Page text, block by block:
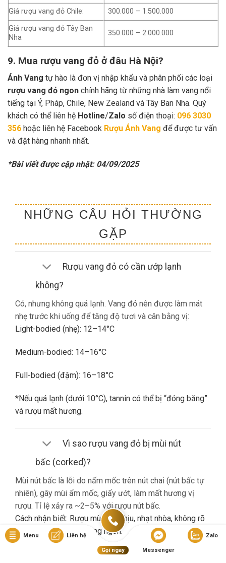
Giá rượu vang đỏ Chile:
300.000 – 1.500.000
Giá rượu vang đỏ Tây Ban
Nha
350.000 – 2.000.000
9. Mua rượu vang đỏ ở đâu Hà Nội?
Ánh Vang tự hào là đơn vị nhập khẩu và phân phối các loại
rượu vang đỏ ngon chính hãng từ những nhà làm vang nổi
tiếng tại Ý, Pháp, Chile, New Zealand và Tây Ban Nha. Quý
khách có thể liên hệ Hotline/Zalo số điện thoại: 096 3030
356 hoặc liên hệ Facebook Rượu Ánh Vang để được tư vấn
và đặt hàng nhanh nhất.
*Bài viết được cập nhật: 04/09/2025
NHỮNG CÂU HỎI THƯỜNG
GẶP
Rượu vang đỏ có cần ướp lạnh
không?
Có, nhưng không quá lạnh. Vang đỏ nên được làm mát
nhẹ trước khi uống để tăng độ tươi và cân bằng vị:
Light-bodied (nhẹ): 12–14°C
Medium-bodied: 14–16°C
Full-bodied (đậm): 16–18°C
*Nếu quá lạnh (dưới 10°C), tannin có thể bị “đóng băng”
và rượu mất hương.
Vì sao rượu vang đỏ bị mùi nút
bấc (corked)?
Mùi nút bấc là lỗi do nấm mốc trên nút chai (nút bấc tự
nhiên), gây mùi ẩm mốc, giấy ướt, làm mất hương vị
rượu. Tỉ lệ xảy ra ~2–5% với rượu nút bấc.
Cách nhận biết: Rượu mùi khó chịu, nhạt nhòa, không rõ
hương trái cây dù là vang ngon.
Nếu gặp lỗi này, bạn nên liên hệ cửa hàng đổi trả (nếu có
Menu Liên hệ
Gọi ngay Messenger
Zalo